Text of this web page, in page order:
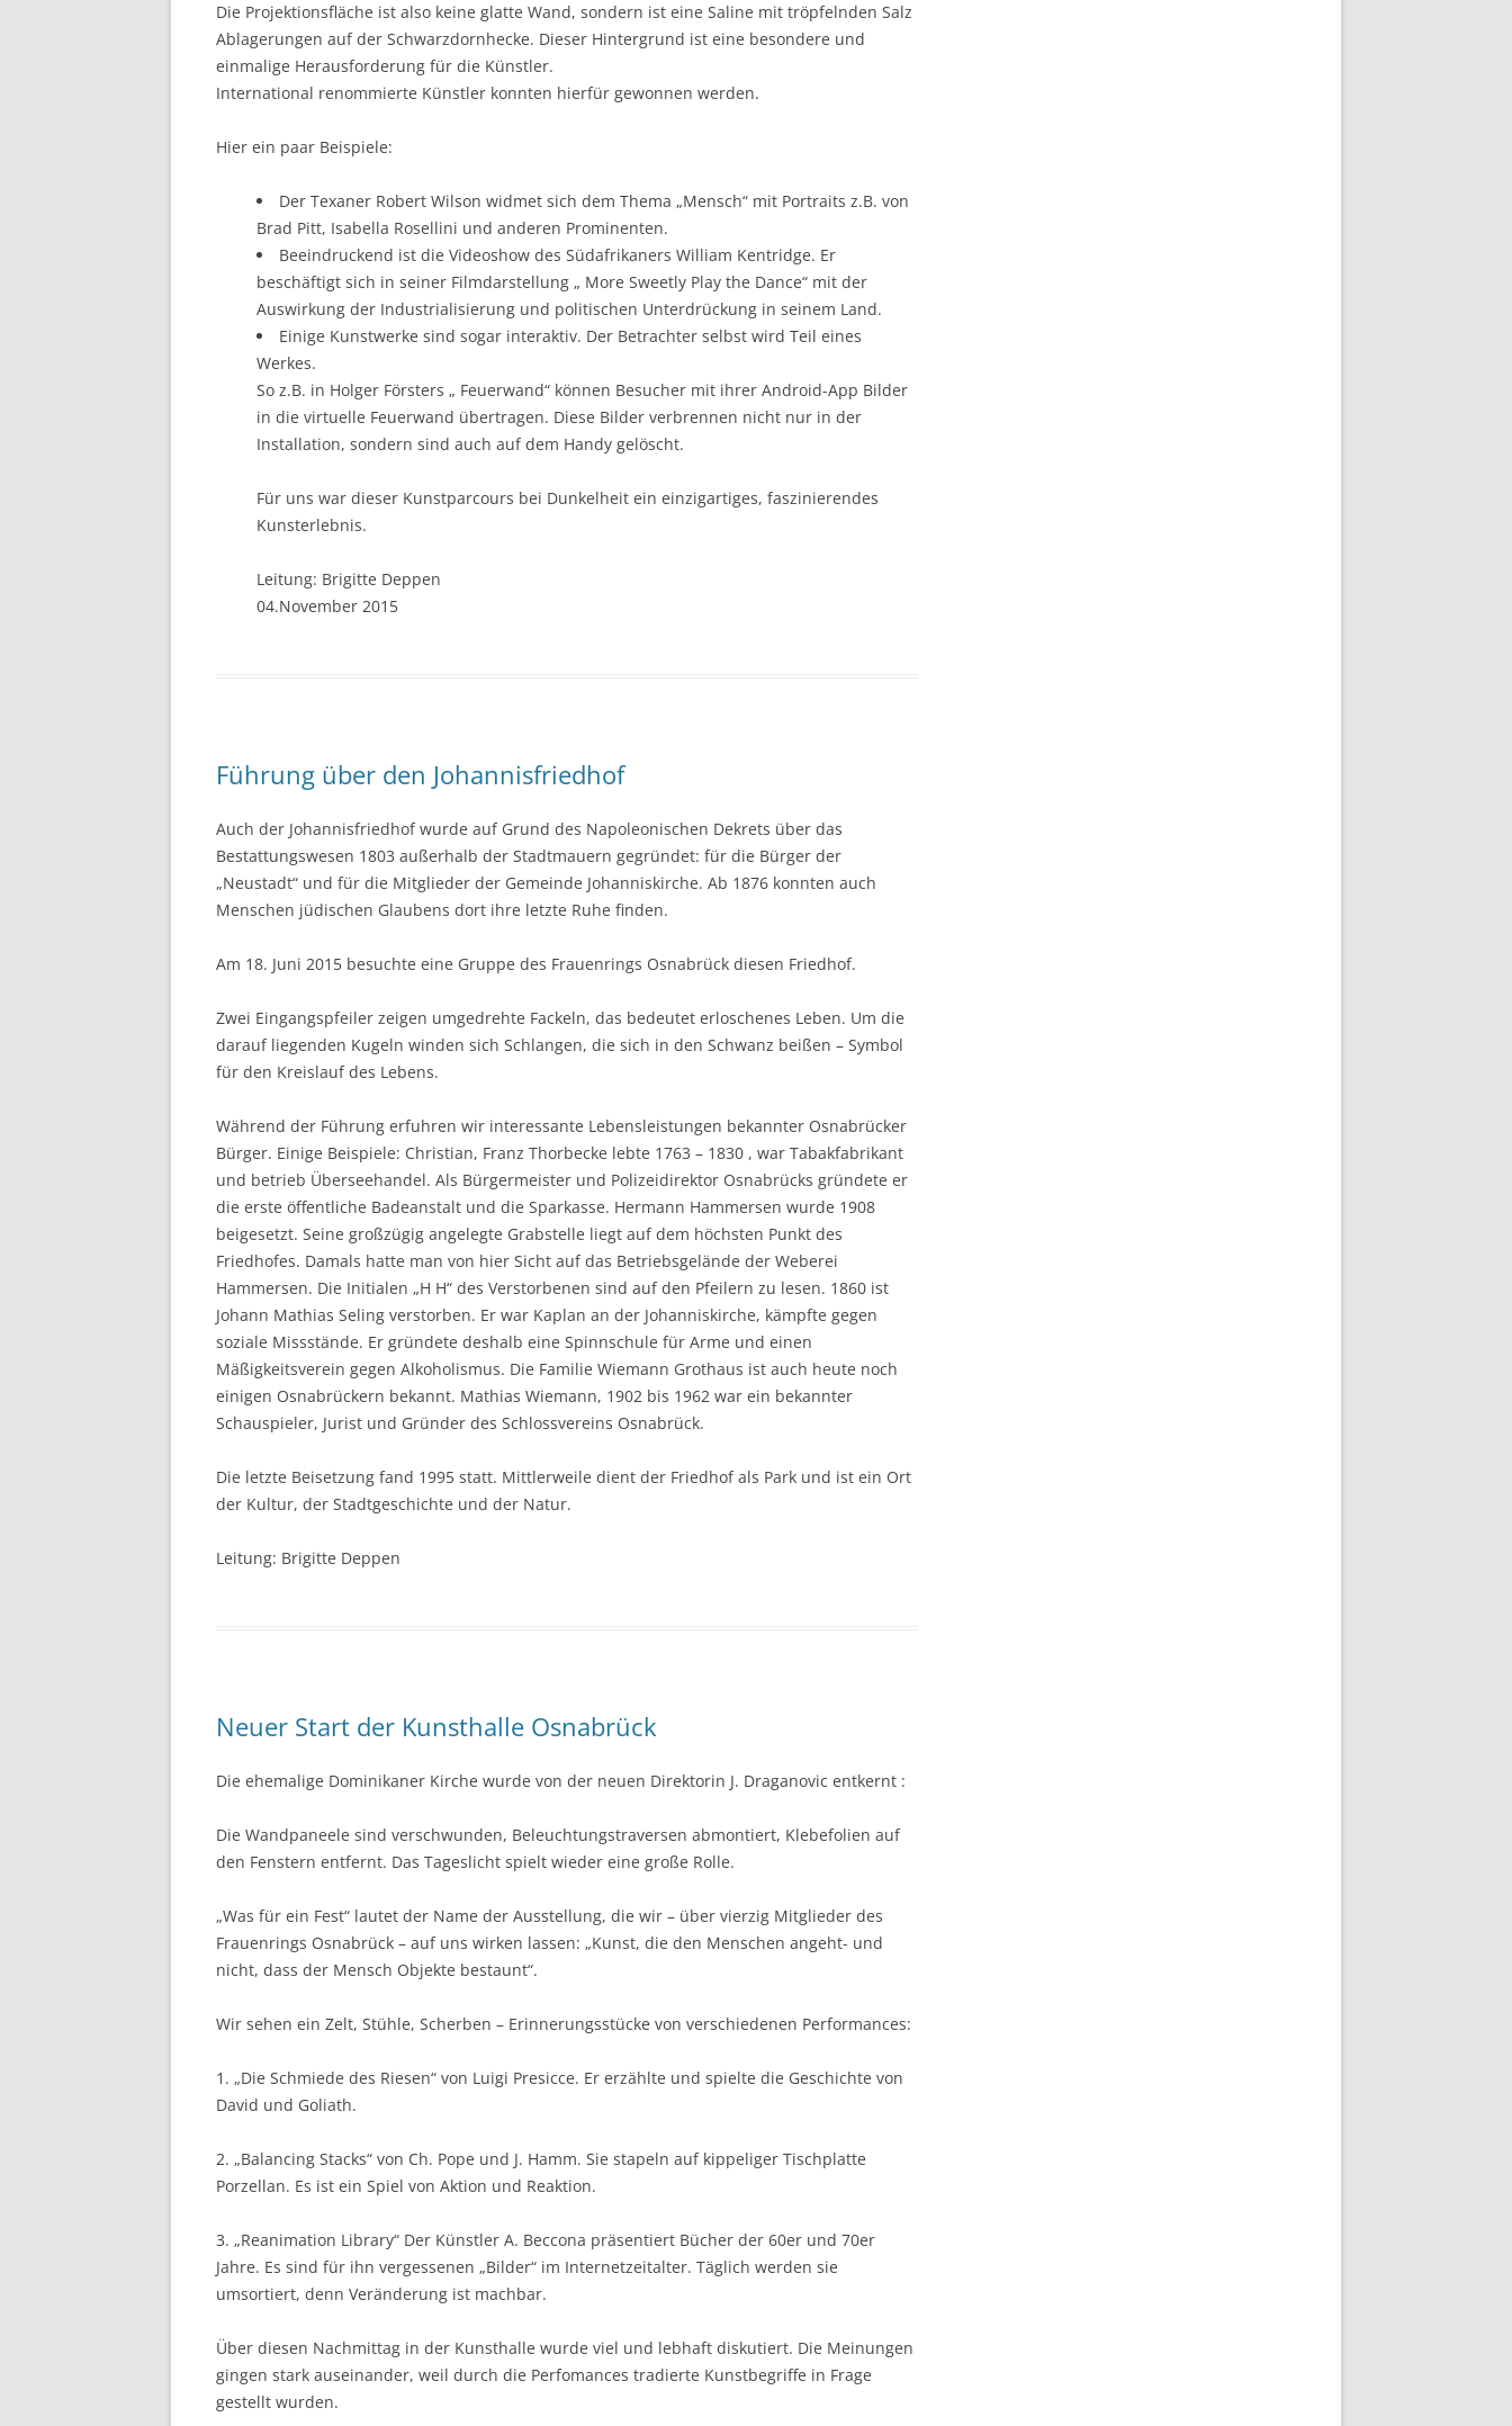
Die Projektionsfläche ist also keine glatte Wand, sondern ist eine Saline mit tröpfelnden Salz
Ablagerungen auf der Schwarzdornhecke. Dieser Hintergrund ist eine besondere und
einmalige Herausforderung für die Künstler.
International renommierte Künstler konnten hierfür gewonnen werden.
Hier ein paar Beispiele:
Der Texaner Robert Wilson widmet sich dem Thema „Mensch“ mit Portraits z.B. von
Brad Pitt, Isabella Rosellini und anderen Prominenten.
Beeindruckend ist die Videoshow des Südafrikaners William Kentridge. Er
beschäftigt sich in seiner Filmdarstellung „ More Sweetly Play the Dance“ mit der
Auswirkung der Industrialisierung und politischen Unterdrückung in seinem Land.
Einige Kunstwerke sind sogar interaktiv. Der Betrachter selbst wird Teil eines
Werkes.
So z.B. in Holger Försters „ Feuerwand“ können Besucher mit ihrer Android-App Bilder
in die virtuelle Feuerwand übertragen. Diese Bilder verbrennen nicht nur in der
Installation, sondern sind auch auf dem Handy gelöscht.
Für uns war dieser Kunstparcours bei Dunkelheit ein einzigartiges, faszinierendes
Kunsterlebnis.
Leitung: Brigitte Deppen
04.November 2015
Führung über den Johannisfriedhof
Auch der Johannisfriedhof wurde auf Grund des Napoleonischen Dekrets über das
Bestattungswesen 1803 außerhalb der Stadtmauern gegründet: für die Bürger der
„Neustadt“ und für die Mitglieder der Gemeinde Johanniskirche. Ab 1876 konnten auch
Menschen jüdischen Glaubens dort ihre letzte Ruhe finden.
Am 18. Juni 2015 besuchte eine Gruppe des Frauenrings Osnabrück diesen Friedhof.
Zwei Eingangspfeiler zeigen umgedrehte Fackeln, das bedeutet erloschenes Leben. Um die
darauf liegenden Kugeln winden sich Schlangen, die sich in den Schwanz beißen – Symbol
für den Kreislauf des Lebens.
Während der Führung erfuhren wir interessante Lebensleistungen bekannter Osnabrücker
Bürger. Einige Beispiele: Christian, Franz Thorbecke lebte 1763 – 1830 , war Tabakfabrikant
und betrieb Überseehandel. Als Bürgermeister und Polizeidirektor Osnabrücks gründete er
die erste öffentliche Badeanstalt und die Sparkasse. Hermann Hammersen wurde 1908
beigesetzt. Seine großzügig angelegte Grabstelle liegt auf dem höchsten Punkt des
Friedhofes. Damals hatte man von hier Sicht auf das Betriebsgelände der Weberei
Hammersen. Die Initialen „H H“ des Verstorbenen sind auf den Pfeilern zu lesen. 1860 ist
Johann Mathias Seling verstorben. Er war Kaplan an der Johanniskirche, kämpfte gegen
soziale Missstände. Er gründete deshalb eine Spinnschule für Arme und einen
Mäßigkeitsverein gegen Alkoholismus. Die Familie Wiemann Grothaus ist auch heute noch
einigen Osnabrückern bekannt. Mathias Wiemann, 1902 bis 1962 war ein bekannter
Schauspieler, Jurist und Gründer des Schlossvereins Osnabrück.
Die letzte Beisetzung fand 1995 statt. Mittlerweile dient der Friedhof als Park und ist ein Ort
der Kultur, der Stadtgeschichte und der Natur.
Leitung: Brigitte Deppen
Neuer Start der Kunsthalle Osnabrück
Die ehemalige Dominikaner Kirche wurde von der neuen Direktorin J. Draganovic entkernt :
Die Wandpaneele sind verschwunden, Beleuchtungstraversen abmontiert, Klebefolien auf
den Fenstern entfernt. Das Tageslicht spielt wieder eine große Rolle.
„Was für ein Fest“ lautet der Name der Ausstellung, die wir – über vierzig Mitglieder des
Frauenrings Osnabrück – auf uns wirken lassen: „Kunst, die den Menschen angeht- und
nicht, dass der Mensch Objekte bestaunt“.
Wir sehen ein Zelt, Stühle, Scherben – Erinnerungsstücke von verschiedenen Performances:
1. „Die Schmiede des Riesen“ von Luigi Presicce. Er erzählte und spielte die Geschichte von
David und Goliath.
2. „Balancing Stacks“ von Ch. Pope und J. Hamm. Sie stapeln auf kippeliger Tischplatte
Porzellan. Es ist ein Spiel von Aktion und Reaktion.
3. „Reanimation Library“ Der Künstler A. Beccona präsentiert Bücher der 60er und 70er
Jahre. Es sind für ihn vergessenen „Bilder“ im Internetzeitalter. Täglich werden sie
umsortiert, denn Veränderung ist machbar.
Über diesen Nachmittag in der Kunsthalle wurde viel und lebhaft diskutiert. Die Meinungen
gingen stark auseinander, weil durch die Perfomances tradierte Kunstbegriffe in Frage
gestellt wurden.